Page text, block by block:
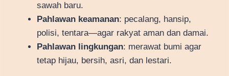
sawah baru.
Pahlawan keamanan: pecalang, hansip,
polisi, tentara—agar rakyat aman dan damai.
Pahlawan lingkungan: merawat bumi agar
tetap hijau, bersih, asri, dan lestari.